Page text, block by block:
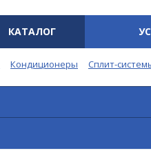
КАТАЛОГ
Кондиционеры Сплит-